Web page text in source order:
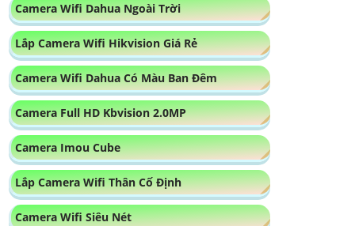
Camera Wifi Dahua Ngoài Trời
Lắp Camera Wifi Hikvision Giá Rẻ
Camera Wifi Dahua Có Màu Ban Đêm
Camera Full HD Kbvision 2.0MP
Camera Imou Cube
Lắp Camera Wifi Thân Cố Định
Camera Wifi Siêu Nét